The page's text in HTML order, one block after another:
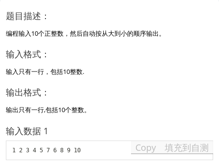
题目描述：
编程输入10个正整数，然后自动按从大到小的顺序输出。
输入格式：
输入只有一行，包括10整数.
输出格式：
输出只有一行,包括10个整数。
输入数据 1
1 2 3 4 5 7 6 8 9 10 Copy 填充到自测